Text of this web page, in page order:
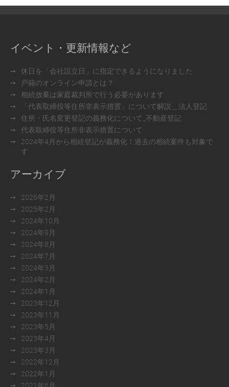
イベント・更新情報など
休日を「会社設立日」に指定できるようになりました
戸籍のオンライン申請とは？
相続放棄は家庭裁判所で行う必要があります
「代表取締役等住所非表示措置」について解説＿法人登記
住所・氏名変更登記の義務化について_不動産登記
代表取締役等住所非表示措置について
2024年4月から相続登記が義務化！過去の相続案件も対象で
す
アーカイブ
2026年2月
2025年2月
2024年10月
2024年9月
2024年8月
2024年7月
2024年3月
2024年2月
2024年1月
2023年12月
2023年11月
2023年5月
2023年4月
2023年3月
2022年12月
2022年1月